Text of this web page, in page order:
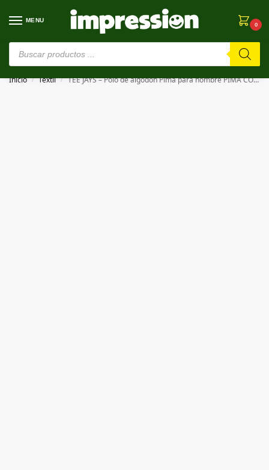
MENU
0
⚠️ Estamos en pruebas. Si algo falla, ¡Perdón!⚠️
Inicio / Textil / TEE JAYS – Polo de algodón Pima para hombre PIMA COTTON POLO